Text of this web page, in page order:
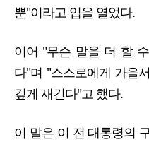
뿐"이라고 입을 열었다.
이어 "무슨 말을 더 할
다"며 "스스로에게 가을
깊게 새긴다"고 했다.
이 말은 이 전 대통령의